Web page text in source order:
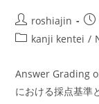
Post
author:
roshiajin
Postkanji kentei /
Answer Grading
における採点基準